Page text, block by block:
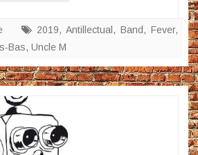
2019,Antillectual,Band,Fever,
Bas, Uncle M